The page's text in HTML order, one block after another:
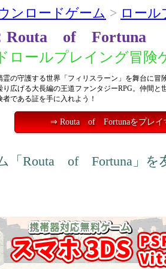
ンロードゲーム > ロー
Routa of Fortuna
ロールプレイング冒険
霊の守護する世界「フィリスラーン」を舞台に冒
り広げる大長編の王道ファンタジーRPG。仲間と
者である証を手に入れよう！
⇒ Routa of Fortunaをプレイ
「Routa of Fortuna」を